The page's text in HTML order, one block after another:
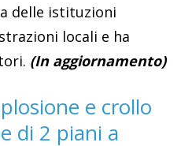
delle istituzioni
locali e ha
(In aggiornamento)
e crollo
di 2 piani a